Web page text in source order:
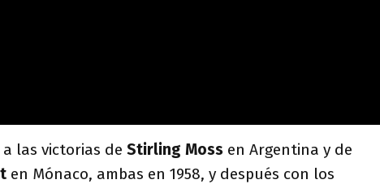
las victorias de Stirling Moss en Argentina y de
en Mónaco, ambas en 1958, y después con los